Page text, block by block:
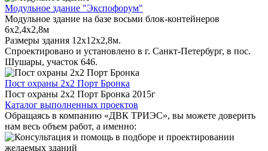
Модульное здание "Экспофорум"
Модульное здание на базе восьми блок-контейнеров
6x2,4x2,8м
Размеры здания 12х12х2,8м.
Спроектировано и установлено в г. Санкт-Петербург, в пос.
Шушары, участок 646.
Пост охраны 2x2 Порт Бронка
Пост охраны 2х2 Порт Бронка 2015г
Каталог выполненных проектов
Обращаясь в компанию «ДВК ТРИЭС», вы можете доверить
нам весь объем работ, а именно: